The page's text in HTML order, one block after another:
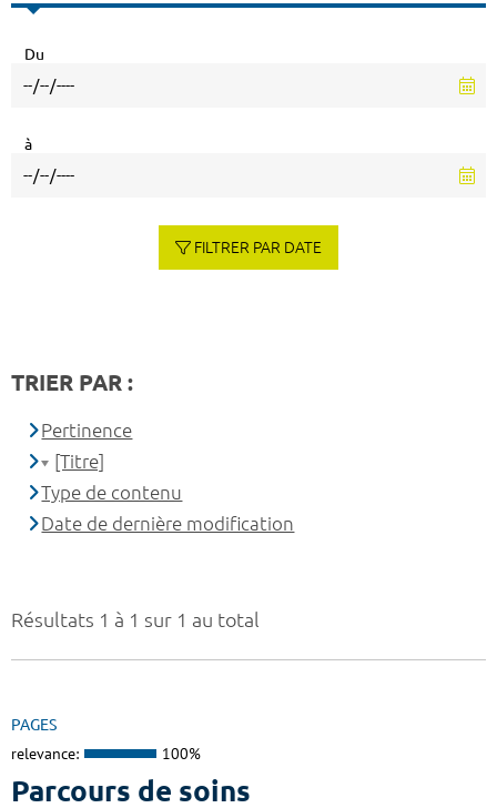
Résultats 1 à 1 sur 1 au total
PAGES
relevance: 100%
Parcours de soins
Du
à
FILTRER PAR DATE
TRIER PAR :
Pertinence
[Titre]
Type de contenu
Date de dernière modification